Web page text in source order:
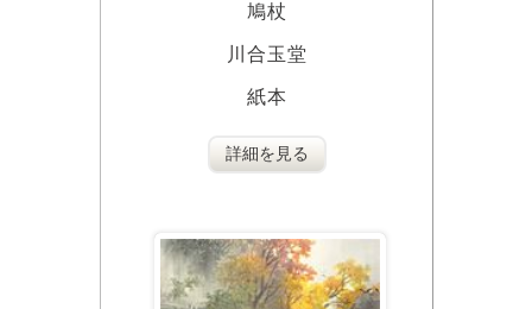
鳩杖
川合玉堂
紙本
詳細を見る